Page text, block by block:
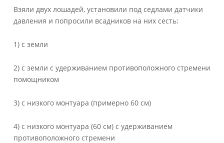
Взяли двух лошадей, установили под седлами датчики
давления и попросили всадников на них сесть:
1) с земли
2) с земли с удерживанием противоположного стремени
помощником
3) с низкого монтуара (примерно 60 см)
4) с низкого монтуара (60 см) с удерживанием
противоположного стремени